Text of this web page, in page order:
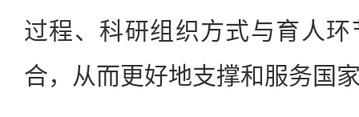
过程、科研组织方式与育人
合，从而更好地支撑和服务国